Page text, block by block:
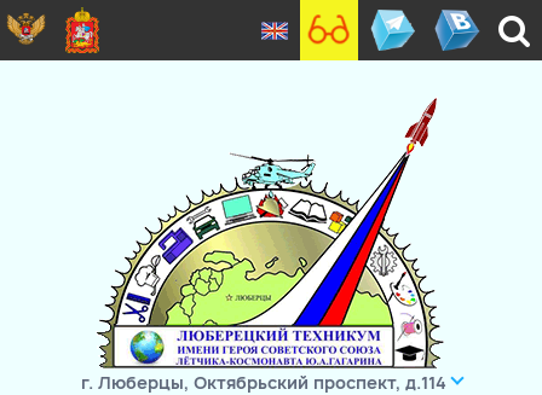
г. Люберцы, Октябрьский проспект, д.114